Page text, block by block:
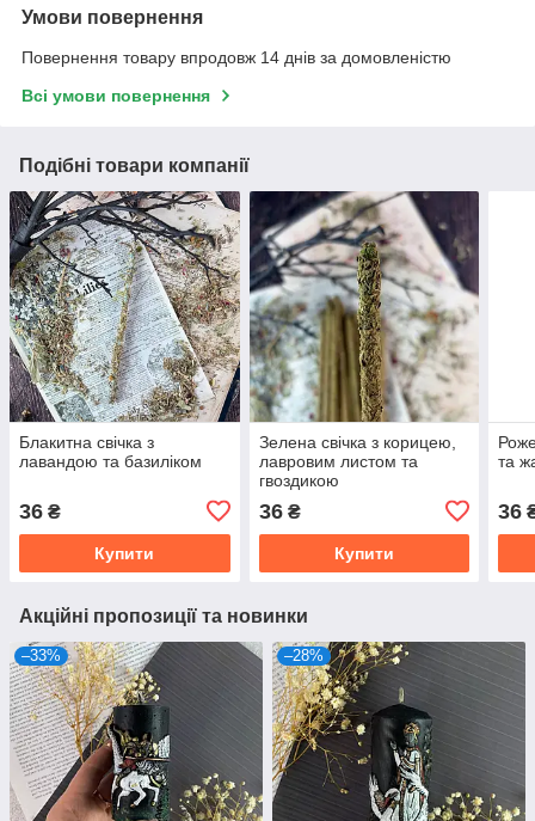
Умови повернення
Повернення товару впродовж 14 днів за домовленістю
Всі умови повернення
Подібні товари компанії
Блакитна свічка з
лавандою та базиліком
36 ₴
Купити
Зелена свічка з корицею,
лавровим листом та
гвоздикою
36₴
Купити
та
36
Акційні пропозиції та новинки
–33% –28%